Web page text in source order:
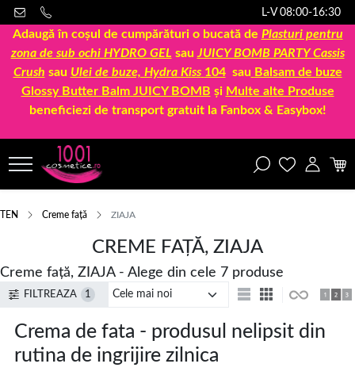
L-V 08:00-16:30
Adaugă în coșul de cumpărături o bucată de Plasturi pentru
zona de sub ochi HYDRO GEL sau JUICY BOMB PARTY Cassis
Crush sau Ulei de buze, Hydra Kiss 104sau Balsam de buze
Glossy Butter Balm JUICY BOMB și Multe alte Produse
beneficiezi de transport gratuit la Fanbox & Easybox!
TEN Creme față ZIAJA
CREME FAȚĂ, ZIAJA
Creme față, ZIAJA - Alege din cele 7 produse
FILTREAZA 1
Crema de fata - produsul nelipsit din
rutina de ingrijire zilnica